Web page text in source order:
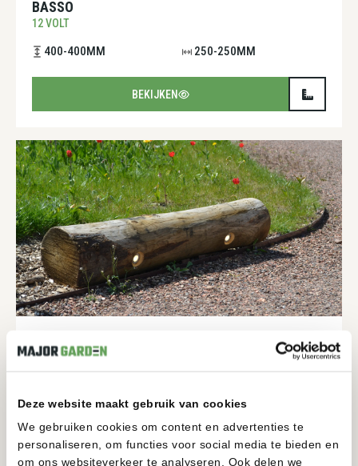
Deze website maakt gebruik van cookies
We gebruiken cookies om content en advertenties te
personaliseren, om functies voor social media te bieden en
om ons websiteverkeer te analyseren. Ook delen we
BASSO
12 VOLT
400-400MM 250-250MM
BEKIJKEN
12 VOLT
BEKIJKEN